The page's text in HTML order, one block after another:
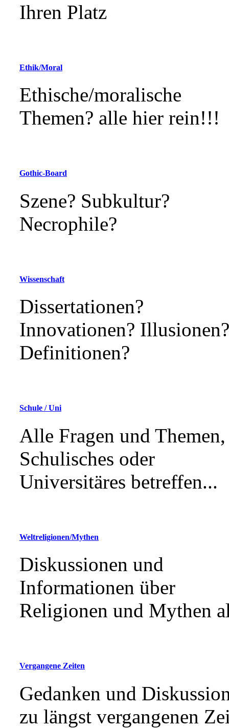
Ihren Platz
Ethik/Moral
Ethische/moralische
Themen? alle hier rein!!!
Gothic-Board
Szene? Subkultur?
Necrophile?
Wissenschaft
Dissertationen?
Innovationen? Illusionen?
Definitionen?
Schule / Uni
Alle Fragen und
Schulisches oder
Universitäres betreffen...
Weltreligionen/Mythen
Diskussionen und
Informationen über
Religionen und Mythen
Vergangene Zeiten
Gedanken und
zu längst vergangenen